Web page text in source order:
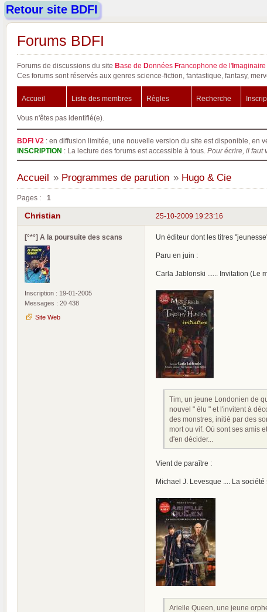
Retour site BDFI
Forums BDFI
Forums de discussions du site Base de Données Francophone de l'Imaginaire
Ces forums sont réservés aux genres science-fiction, fantastique, fantasy,
Accueil Liste des membres Règles Recherche
Vous n'êtes pas identifié(e).
BDFI V2 : en diffusion limitée, une nouvelle version du site est disponible, en
INSCRIPTION : La lecture des forums est accessible à tous. Pour écrire, il faut
Accueil » Programmes de parution » Hugo & Cie
Pages : 1
25-10-2009 19:23:16
Christian
[°*°] A la poursuite des scans
Inscription : 19-01-2005
Messages : 20 438
Site Web
Un éditeur dont les titres
Paru en juin :
Carla Jablonski ...... Invitation (Le
Tim, un jeune Londonien de
nouvel " élu " et l'invitent à
des monstres, initié par des
mort ou vif. Où sont ses amis
d'en décider...
Vient de paraître :
Michael J. Levesque .... La
Arielle Queen, une jeune